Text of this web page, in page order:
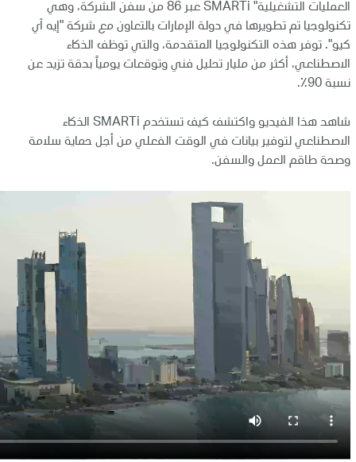
العمليات التشغيلية" SMARTi عبر 86 من سفن الشركة، وهي
تكنولوجيا تم تطويرها في دولة الإمارات بالتعاون مع شركة "إيه آي
كيو". توفر هذه التكنولوجيا المتقدمة، والتي توظف الذكاء
الاصطناعي، أكثر من مليار تحليل فني وتوقعات يومياً بدقة تزيد عن
نسبة 90٪.
شاهد هذا الفيديو واكتشف كيف تستخدم SMARTi الذكاء
الاصطناعي لتوفير بيانات في الوقت الفعلي من أجل حماية سلامة
وصحة طاقم العمل والسفن.